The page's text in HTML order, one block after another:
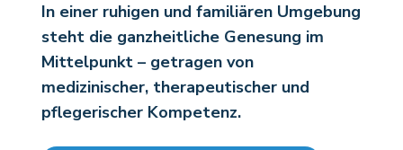
In einer ruhigen und familiären Umgebung
steht die ganzheitliche Genesung im
Mittelpunkt – getragen von
medizinischer, therapeutischer und
pflegerischer Kompetenz.